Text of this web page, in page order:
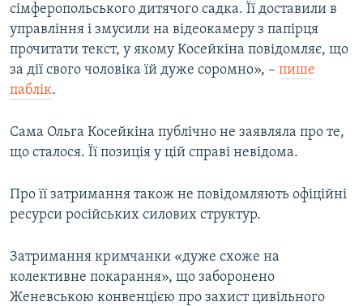
сімферопольського дитячого садка. Її доставили в
управління і змусили на відеокамеру з папірця
прочитати текст, у якому Косейкіна повідомляє, що
за дії свого чоловіка їй дуже соромно», – пише
паблік.
Сама Ольга Косейкіна публічно не заявляла про те,
що сталося. Її позиція у цій справі невідома.
Про її затримання також не повідомляють офіційні
ресурси російських силових структур.
Затримання кримчанки «дуже схоже на
колективне покарання», що заборонено
Женевською конвенцією про захист цивільного